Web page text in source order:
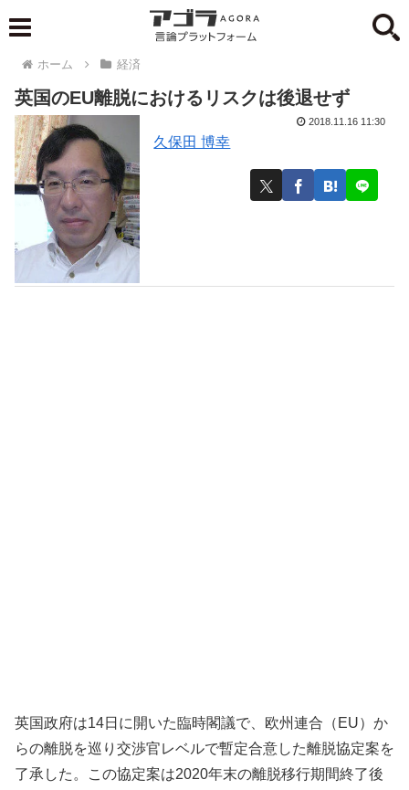
ホーム 経済
英国のEU離脱におけるリスクは後退せず
久保田 博幸
2018.11.16 11:30
英国政府は14日に開いた臨時閣議で、欧州連合（EU）か
らの離脱を巡り交渉官レベルで暫定合意した離脱協定案を
了承した。この協定案は2020年末の離脱移行期間終了後